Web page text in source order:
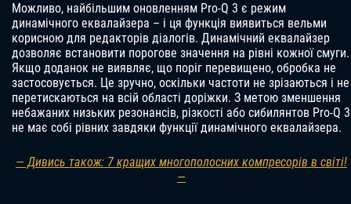
Можливо, найбільшим оновленням Pro-Q 3 є режим
динамічного еквалайзера – і ця функція виявиться вельми
корисною для редакторів діалогів. Динамічний еквалайзер
дозволяє встановити порогове значення на рівні кожної смуги.
Якщо доданок не виявляє, що поріг перевищено, обробка не
застосовується. Це зручно, оскільки частоти не зрізаються і не
перетискаються на всій області доріжки. З метою зменшення
небажаних низьких резонансів, різкості або сибилянтов Pro-Q 3
не має собі рівних завдяки функції динамічного еквалайзера.
— Дивись також: 7 кращих многополосних компресорів в світі!
—